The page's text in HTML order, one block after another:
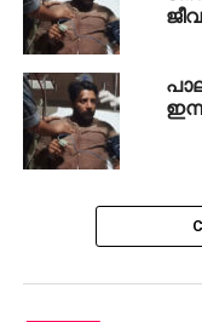
സനാതനി
ജോര്‍ജ്
DON'T MISS
വടകരയില്‍
ഷെജിലിന്